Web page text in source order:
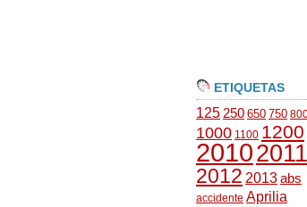
ETIQUETAS
125 250 650 750
1000 1100 1200
20102011
2012 2013abs
accidente Aprilia